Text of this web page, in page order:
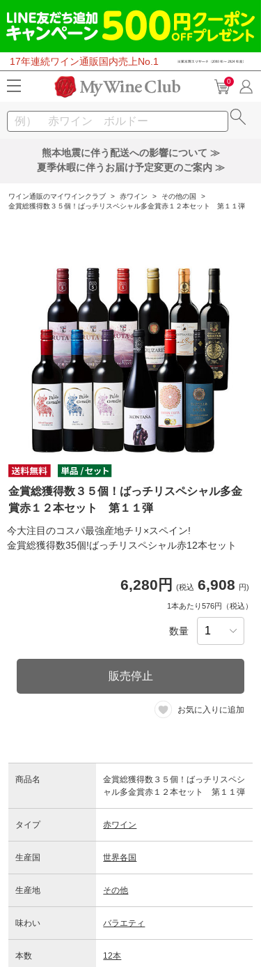
17年連続ワイン通販国内売上No.1
0
熊本地震に伴う配送への影響について ≫
夏季休暇に伴うお届け予定変更のご案内 ≫
ワイン通販のマイワインクラブ > 赤ワイン > その他の国
>
金賞総獲得数３５個！ばっチリスペシャル多金賞赤１２本セット 第１１弾
金賞総獲得数３５個！ばっチリスペシャル多金
賞赤１２本セット 第１１弾
今大注目のコスパ最強産地チリ×スペイン!
金賞総獲得数35個!ばっチリスペシャル赤12本セット
6,280円 (税込 6,908 円)
1本あたり576円（税込）
数量
販売停止
お気に入りに追加
商品名
金賞総獲得数３５個！ばっチリスペシ
ャル多金賞赤１２本セット 第１１弾
タイプ 赤ワイン
生産国 世界各国
生産地 その他
味わい バラエティ
本数 12本